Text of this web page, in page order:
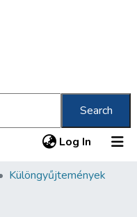
Search
Log In (current)
Különgyűjtemények